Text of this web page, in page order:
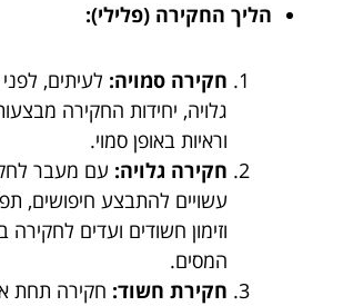
הליך החקירה (פלילי):
חקירה סמויה: לעיתים,
גלויה, יחידות החקירה
וראיות באופן סמוי.
חקירה גלויה: עם מעבר
עשויים להתבצע חיפושים,
וזימון חשודים ועדים
המסים.
חקירת חשוד: חקירה תחת